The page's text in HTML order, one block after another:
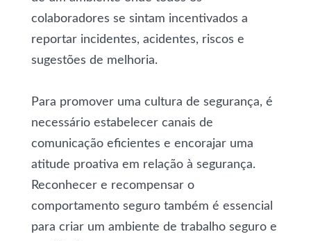
colaboradores se sintam incentivados a
reportar incidentes, acidentes, riscos e
sugestões de melhoria.
Para promover uma cultura de segurança, é
necessário estabelecer canais de
comunicação eficientes e encorajar uma
atitude proativa em relação à segurança.
Reconhecer e recompensar o
comportamento seguro também é essencial
para criar um ambiente de trabalho seguro e